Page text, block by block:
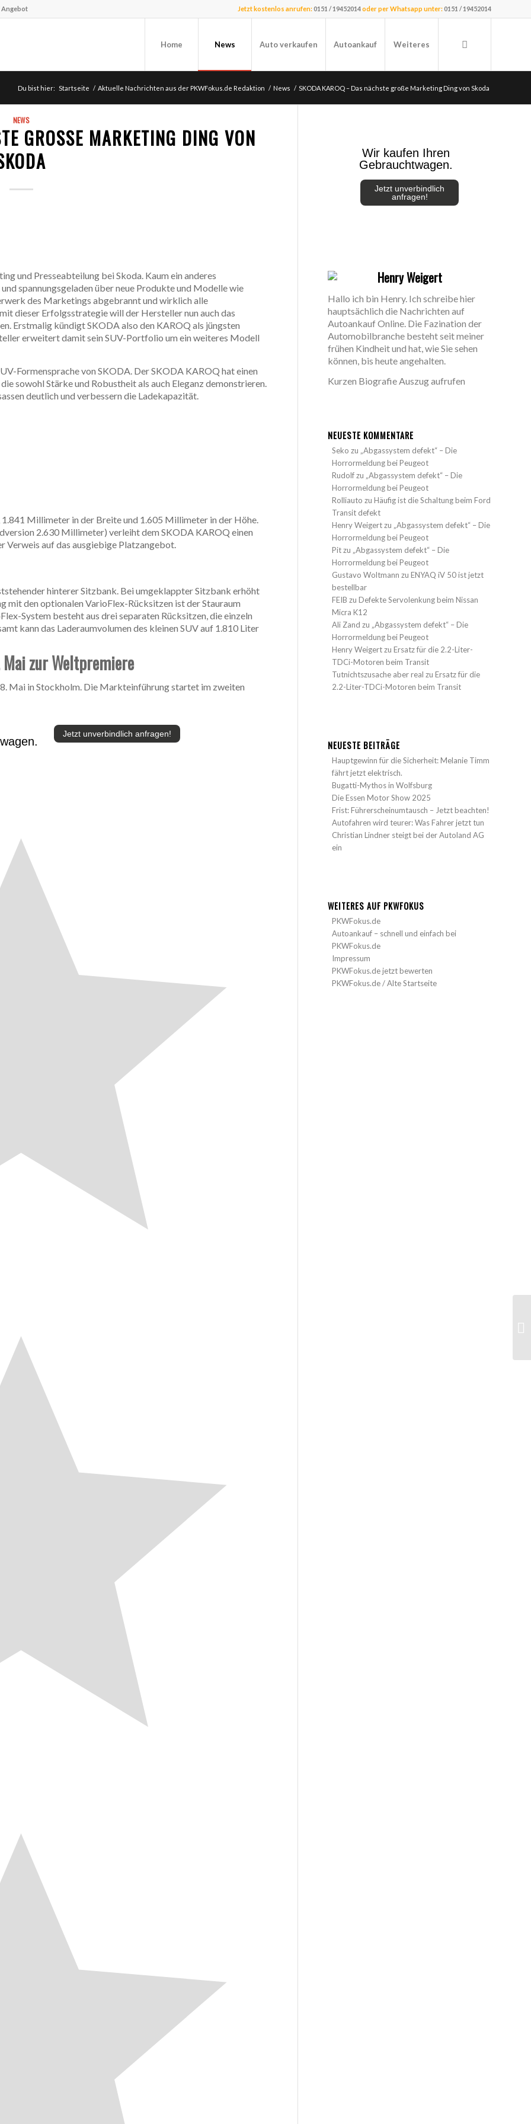
Jetzt kostenlos anrufen:0151 / 19452014oder per Whatsapp unter:0151 / 19452014
Home News Auto verkaufen Autoankauf Weiteres
Du bist hier: Startseite / Aktuelle Nachrichten aus der PKWFokus.de Redaktion / News / SKODA KAROQ – Das nächste große Marketing Ding von Skoda
NEWS
GROSSE MARKETING DING VON S
und Presseabteilung bei Skoda. Kaum ein anderes
spannungsgeladen über neue Produkte und Modelle wie
des Marketings abgebrannt und wirklich alle
dieser Erfolgsstrategie will der Hersteller nun auch das
Erstmalig kündigt SKODA also den KAROQ als jüngsten
erweitert damit sein SUV-Portfolio um ein weiteres Modell
Formensprache von SKODA. Der SKODA KAROQ hat einen
sowohl Stärke und Robustheit als auch Eleganz demonstrieren.
deutlich und verbessern die Ladekapazität.
Millimeter in der Breite und 1.605 Millimeter in der Höhe.
2.630 Millimeter) verleiht dem SKODA KAROQ einen
Verweis auf das ausgiebige Platzangebot.
hinterer Sitzbank. Bei umgeklappter Sitzbank erhöht
mit den optionalen VarioFlex-Rücksitzen ist der Stauraum
System besteht aus drei separaten Rücksitzen, die einzeln
kann das Laderaumvolumen des kleinen SUV auf 1.810 Liter
Mai zur Weltpremiere
Mai in Stockholm. Die Markteinführung startet im zweiten
Jetzt unverbindlich anfragen!
Wir kaufen Ihren
Gebrauchtwagen.
Jetzt unverbindlich
anfragen!
Henry Weigert
Hallo ich bin Henry. Ich schreibe hier
hauptsächlich die Nachrichten auf
Autoankauf Online. Die Fazination der
Automobilbranche besteht seit meiner
frühen Kindheit und hat, wie Sie sehen
können, bis heute angehalten.
Kurzen Biografie Auszug aufrufen
NEUESTE KOMMENTARE
Seko zu „Abgassystem defekt“ – Die
Horrormeldung bei Peugeot
Rudolfzu „Abgassystem defekt“ – Die
Horrormeldung bei Peugeot
Rolliauto zuHäufig ist die Schaltung beim Ford
Transit defekt
Henry Weigertzu „Abgassystem defekt“ – Die
Horrormeldung bei Peugeot
Pitzu „Abgassystem defekt“ – Die
Horrormeldung bei Peugeot
Gustavo Woltmann zuENYAQ iV 50 ist jetzt
bestellbar
FEIB zuDefekte Servolenkung beim Nissan
Micra K12
Ali Zand zu „Abgassystem defekt“ – Die
Horrormeldung bei Peugeot
Henry WeigertzuErsatz für die 2.2-Liter-
TDCi-Motoren beim Transit
Tutnichtszusache aber real zuErsatz für die
2.2-Liter-TDCi-Motoren beim Transit
NEUESTE BEITRÄGE
Hauptgewinn für die Sicherheit: Melanie Timm
fährt jetzt elektrisch.
Bugatti-Mythos in Wolfsburg
Die Essen Motor Show 2025
Frist: Führerscheinumtausch – Jetzt beachten!
Autofahren wird teurer: Was Fahrer jetzt tun
Christian Lindner steigt bei der Autoland AG
ein
WEITERES AUF PKWFOKUS
PKWFokus.de
Autoankauf – schnell und einfach bei
PKWFokus.de
Impressum
PKWFokus.de jetzt bewerten
PKWFokus.de / Alte Startseite